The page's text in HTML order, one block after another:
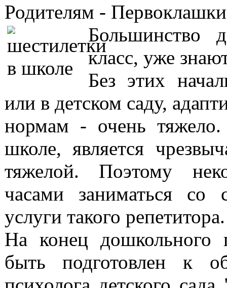
Родителям - Первоклашки
Большинство
класс, уже
Без этих
или в детском саду,
нормам - очень
школе, является
тяжелой. Поэтому
часами заниматься со
услуги такого репетитора.
На конец дошкольного
быть подготовлен к